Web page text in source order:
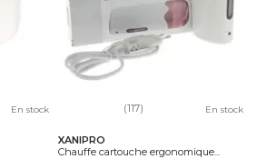
En stock (117) En stock
XANIPRO
Chauffe cartouche ergonomique...